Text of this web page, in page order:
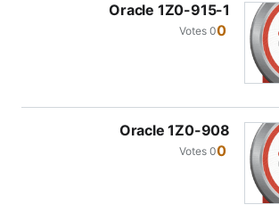
Oracle 1Z0-915-1
0
0 Votes
Oracle 1Z0-908
0
0 Votes